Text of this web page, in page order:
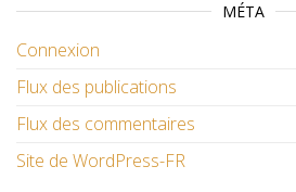
MÉTA
Connexion
Flux des publications
Flux des commentaires
Site de WordPress-FR